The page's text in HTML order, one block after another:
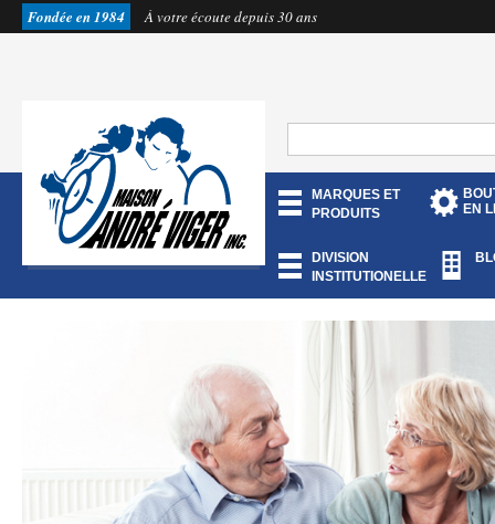
Fondée en 1984 À votre écoute depuis 30 ans
MARQUES ET
PRODUITS
EN
DIVISION
INSTITUTIONELLE